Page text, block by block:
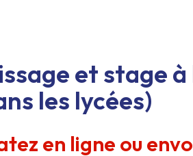
et stage à
les lycées)
en ligne ou